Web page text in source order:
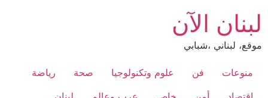
content
لبنان الآن
موقع، لبناني ،شبابي
منوعات فن علوم وتكنولوجيا صحة
رياضة